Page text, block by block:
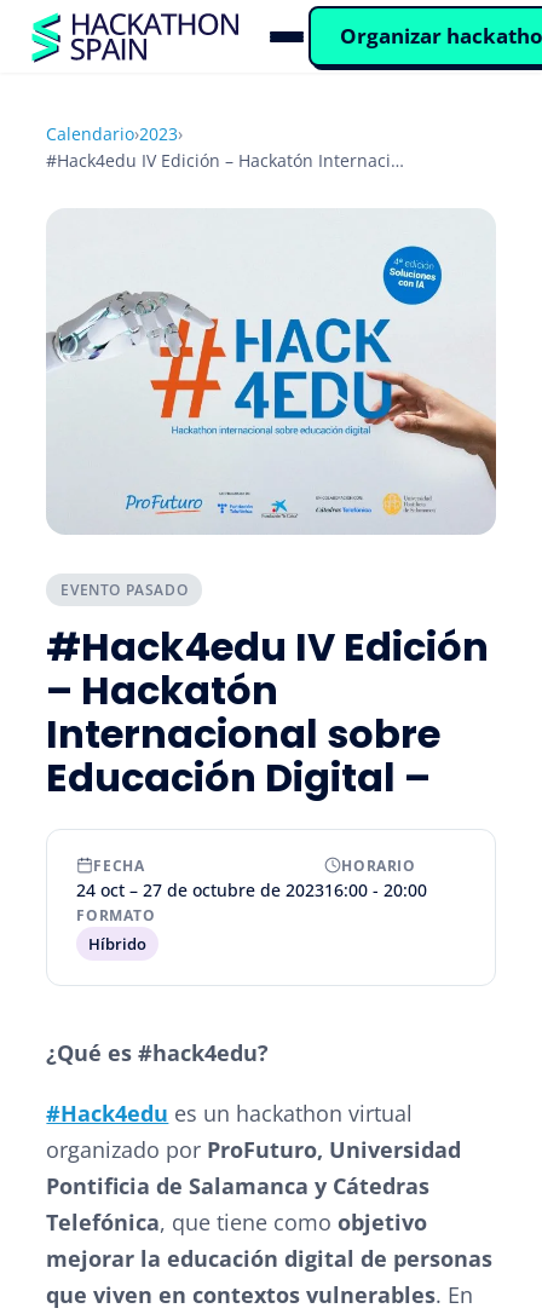
Organizar
Calendario›2023›
#Hack4edu IV Edición – Hackatón Internacional sobre Educación Digital –
EVENTO PASADO
#Hack4edu IV Edición
– Hackatón
Internacional sobre
Educación Digital –
FECHA
24 oct – 27 de octubre de 2023
HORARIO
16:00 - 20:00
FORMATO
Híbrido
¿Qué es #hack4edu?
#Hack4edu es un hackathon virtual
organizado por ProFuturo, Universidad
Pontificia de Salamanca y Cátedras
Telefónica, que tiene comoobjetivo
mejorar la educación digital de personas
que viven en contextos vulnerables. En